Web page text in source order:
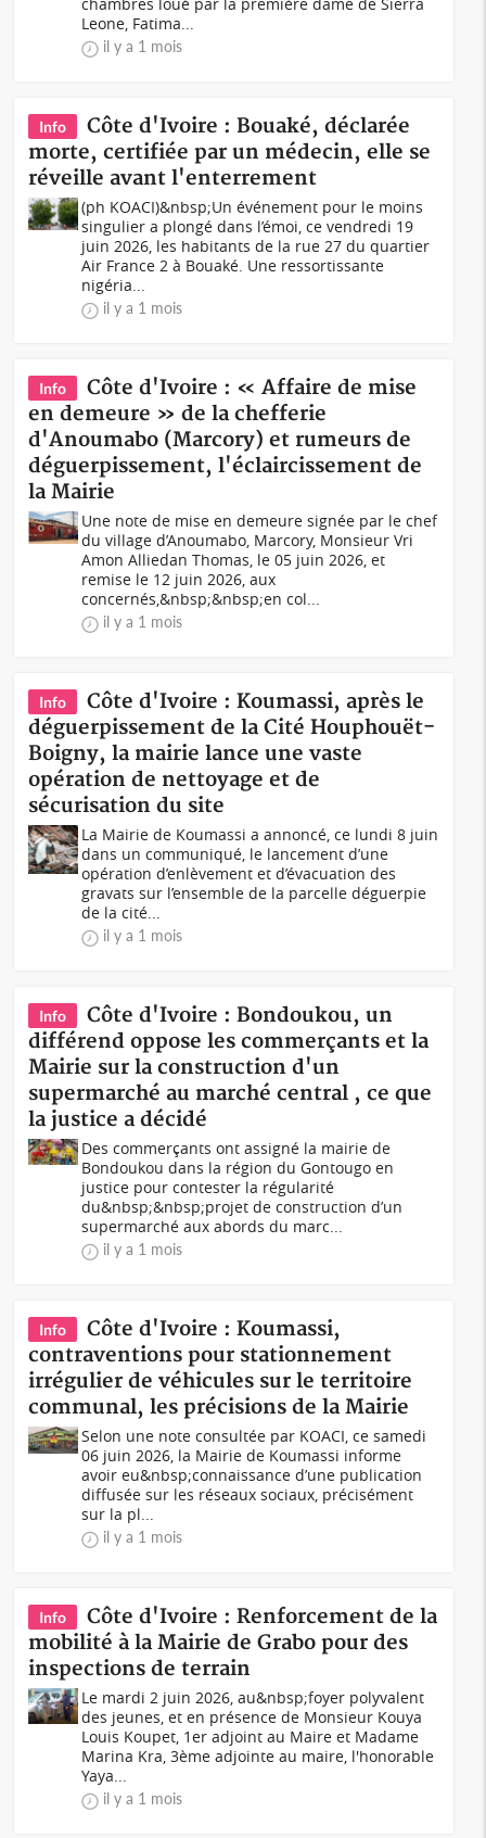
Leone, Fatima...
il y a 1 mois
Info
Côte d'Ivoire : Bouaké, déclarée
morte, certifiée par un médecin, elle se
réveille avant l'enterrement
(ph KOACI)&nbsp;Un événement pour le moins
singulier a plongé dans l’émoi, ce vendredi 19
juin 2026, les habitants de la rue 27 du quartier
Air France 2 à Bouaké. Une ressortissante
nigéria...
il y a 1 mois
Info
Côte d'Ivoire : « Affaire de mise
en demeure » de la chefferie
d'Anoumabo (Marcory) et rumeurs de
déguerpissement, l'éclaircissement de
la Mairie
Une note de mise en demeure signée par le chef
du village d’Anoumabo, Marcory, Monsieur Vri
Amon Alliedan Thomas, le 05 juin 2026, et
remise le 12 juin 2026, aux
concernés,&nbsp;&nbsp;en col...
il y a 1 mois
Info
Côte d'Ivoire : Koumassi, après le
déguerpissement de la Cité Houphouët-
Boigny, la mairie lance une vaste
opération de nettoyage et de
sécurisation du site
La Mairie de Koumassi a annoncé, ce lundi 8 juin
dans un communiqué, le lancement d’une
opération d’enlèvement et d’évacuation des
gravats sur l’ensemble de la parcelle déguerpie
de la cité...
il y a 1 mois
Info
Côte d'Ivoire : Bondoukou, un
différend oppose les commerçants et la
Mairie sur la construction d'un
supermarché au marché central , ce que
la justice a décidé
Des commerçants ont assigné la mairie de
Bondoukou dans la région du Gontougo en
justice pour contester la régularité
du&nbsp;&nbsp;projet de construction d’un
supermarché aux abords du marc...
il y a 1 mois
Info
Côte d'Ivoire : Koumassi,
contraventions pour stationnement
irrégulier de véhicules sur le territoire
communal, les précisions de la Mairie
Selon une note consultée par KOACI, ce samedi
06 juin 2026, la Mairie de Koumassi informe
avoir eu&nbsp;connaissance d’une publication
diffusée sur les réseaux sociaux, précisément
sur la pl...
il y a 1 mois
Info
Côte d'Ivoire : Renforcement de la
mobilité à la Mairie de Grabo pour des
inspections de terrain
Le mardi 2 juin 2026, au&nbsp;foyer polyvalent
des jeunes, et en présence de Monsieur Kouya
Louis Koupet, 1er adjoint au Maire et Madame
Marina Kra, 3ème adjointe au maire, l'honorable
Yaya...
il y a 1 mois